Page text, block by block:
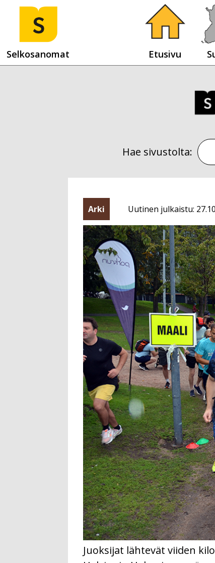
Selkosanomat Etusivu
Hae sivustolta:
Arki
Uutinen julkaistu:
Juoksijat lähtevät viiden